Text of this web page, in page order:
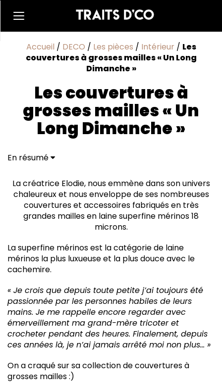
Accueil / DECO / Les pièces / Intérieur / Les
couvertures à grosses mailles « Un Long
Dimanche »
Les couvertures à
grosses mailles « Un
Long Dimanche »
En résumé
La créatrice Elodie, nous emmène dans son univers
chaleureux et nous enveloppe de ses nombreuses
couvertures et accessoires fabriqués en très
grandes mailles en laine superfine mérinos 18
microns.
La superfine mérinos est la catégorie de laine
mérinos la plus luxueuse et la plus douce avec le
cachemire.
« Je crois que depuis toute petite j’ai toujours été
passionnée par les personnes habiles de leurs
mains. Je me rappelle encore regarder avec
émerveillement ma grand-mère tricoter et
crocheter pendant des heures. Finalement, depuis
ces années là, je n’ai jamais arrêté moi non plus… »
On a craqué sur sa collection de couvertures à
grosses mailles :)